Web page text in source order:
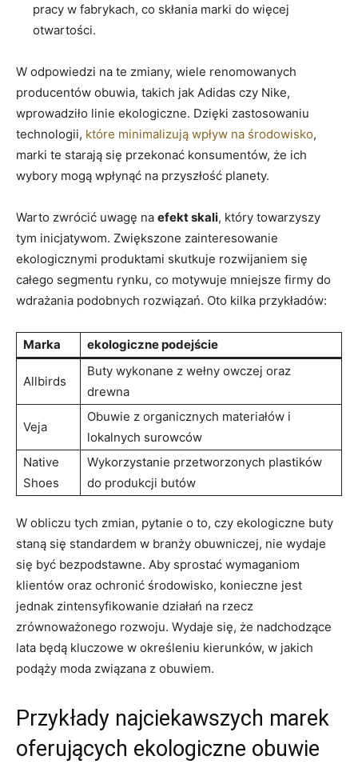
pracy w ⁤fabrykach,‍ co skłania marki do więcej
otwartości.
W odpowiedzi na te⁣ zmiany, ⁢wiele renomowanych
producentów obuwia, takich jak Adidas czy Nike,
wprowadziło linie ekologiczne. Dzięki zastosowaniu
technologii, które minimalizują wpływ na środowisko,
⁢marki ⁢te⁢ starają się przekonać ‌konsumentów, że ich
wybory mogą‌ wpłynąć na przyszłość planety.
Warto zwrócić uwagę na efekt skali, który towarzyszy
tym⁣ inicjatywom. Zwiększone zainteresowanie
ekologicznymi⁤ produktami skutkuje rozwijaniem się
całego segmentu ⁢rynku,‍ co motywuje mniejsze firmy do
wdrażania podobnych rozwiązań. Oto kilka przykładów:
Marka ekologiczne podejście
Allbirds
Buty wykonane z‍ wełny owczej​ oraz
drewna
Veja
Obuwie z organicznych materiałów i
lokalnych ​surowców
Native
Shoes
Wykorzystanie przetworzonych plastików‌
do ⁣produkcji ⁢butów
W obliczu tych ⁢zmian, pytanie o to, czy ekologiczne buty
staną się standardem⁣ w branży ‍obuwniczej, nie ‍wydaje
się‍ być ‍bezpodstawne. Aby sprostać wymaganiom
klientów‍ oraz ochronić środowisko, konieczne jest
jednak zintensyfikowanie działań na rzecz
zrównoważonego rozwoju. Wydaje się, że nadchodzące⁢
lata będą kluczowe⁤ w określeniu kierunków,⁤ w jakich
podąży moda związana z obuwiem.
Przykłady najciekawszych marek
oferujących ekologiczne⁣ obuwie